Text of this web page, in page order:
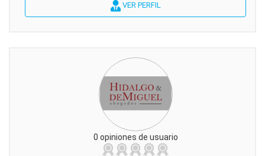
VER PERFIL
0 opiniones de usuario